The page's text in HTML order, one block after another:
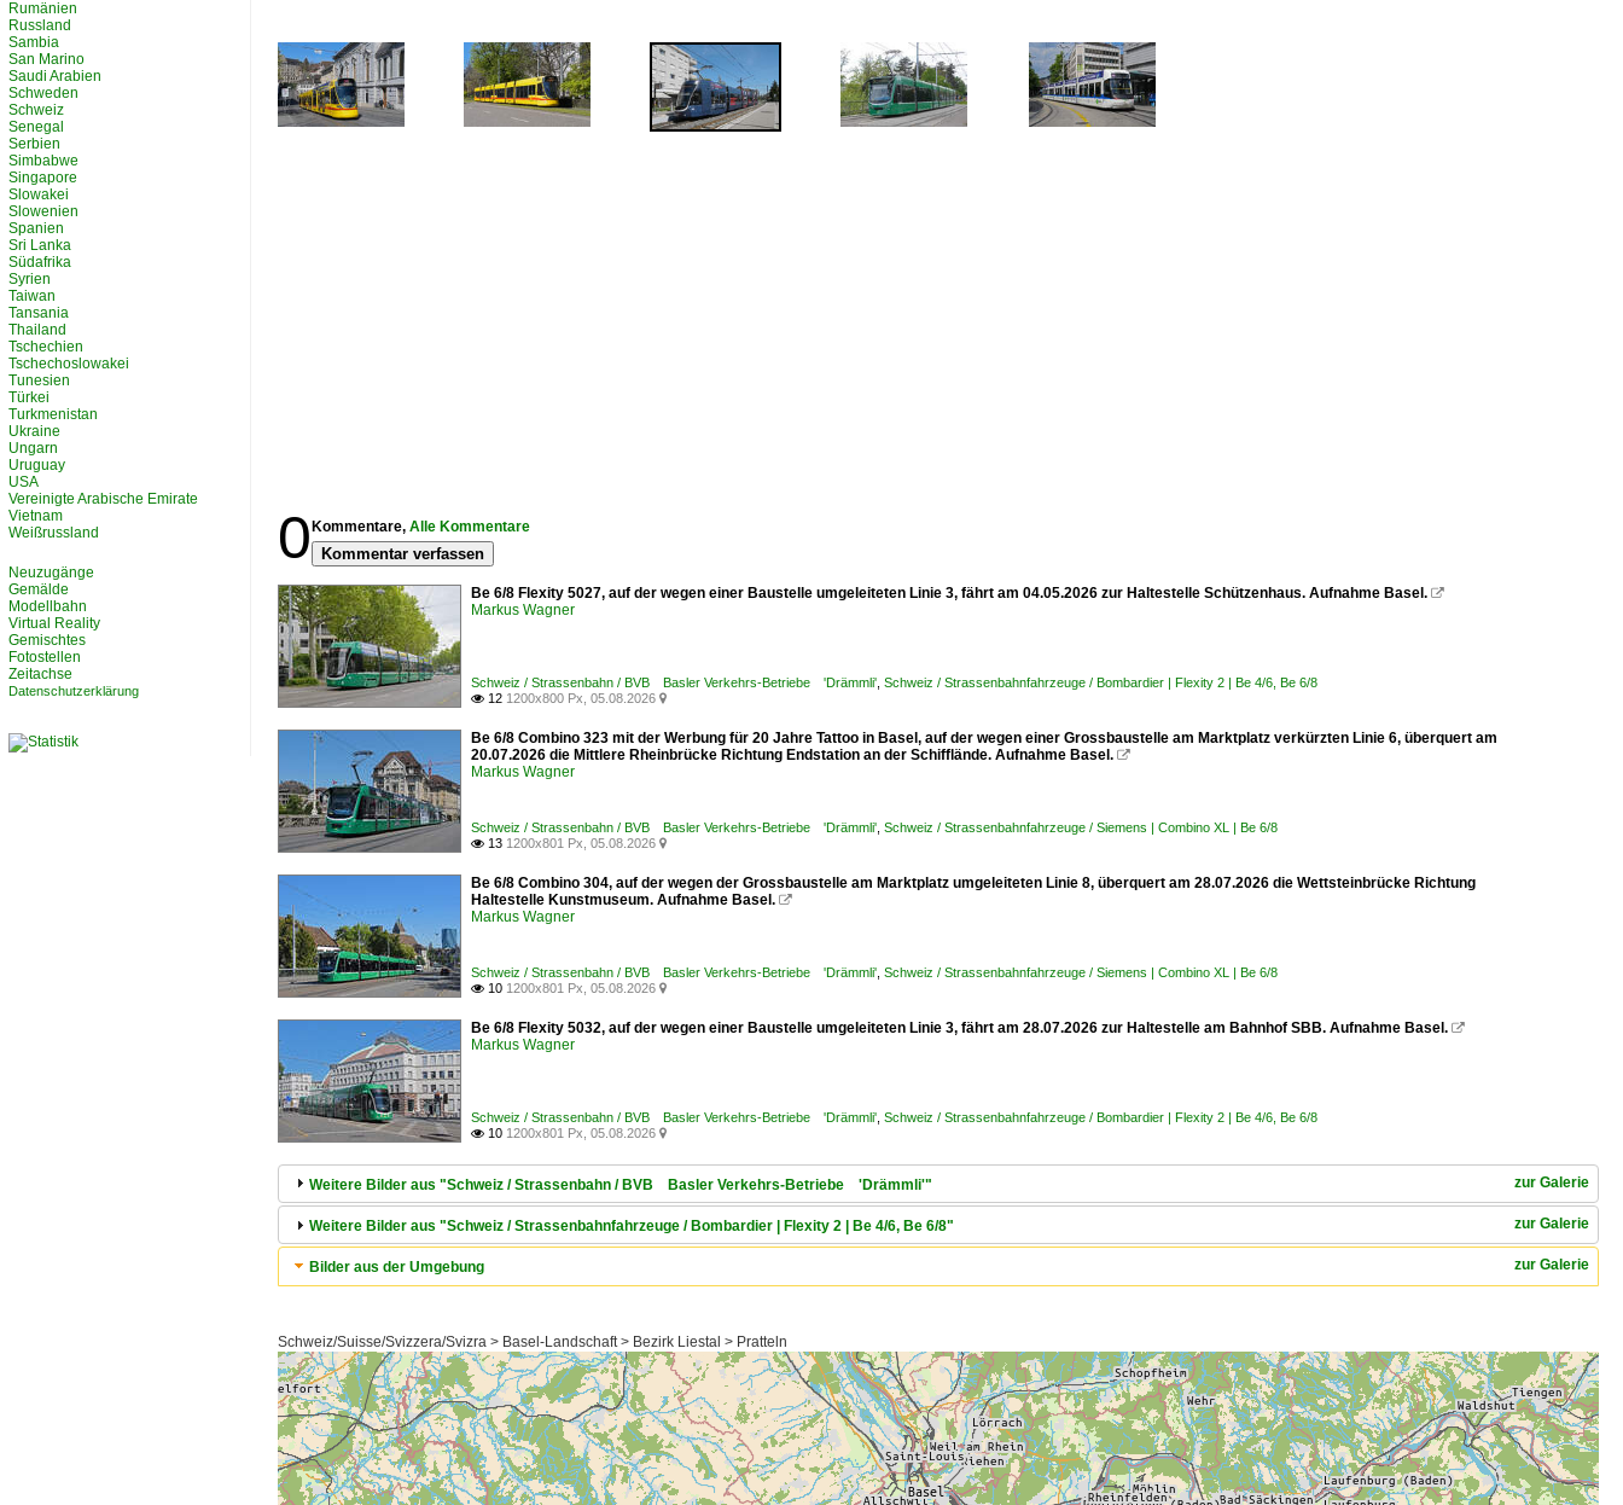
0 Kommentare, Alle Kommentare
Kommentar verfassen
Be 6/8 Flexity 5027, auf der wegen einer Baustelle umgeleiteten Linie 3, fährt am 04.05.2026 zur Haltestelle Schützenhaus. Aufnahme Basel. 
Markus Wagner
Schweiz / Strassenbahn / BVB Basler Verkehrs-Betriebe 'Drämmli' Schweiz / Strassenbahnfahrzeuge / Bombardier | Flexity 2 | Be 4/6, Be 6/8
 12 1200x800 Px, 05.08.2026 
Be 6/8 Combino 323 mit der Werbung für 20 Jahre Tattoo in Basel, auf der wegen einer Grossbaustelle am Marktplatz verkürzten Linie 6, überquert am
20.07.2026 die Mittlere Rheinbrücke Richtung Endstation an der Schifflände. Aufnahme Basel. 
Markus Wagner
Schweiz / Strassenbahn / BVB Basler Verkehrs-Betriebe 'Drämmli' Schweiz / Strassenbahnfahrzeuge / Siemens | Combino XL | Be 6/8
 13 1200x801 Px, 05.08.2026 
Be 6/8 Combino 304, auf der wegen der Grossbaustelle am Marktplatz umgeleiteten Linie 8, überquert am 28.07.2026 die Wettsteinbrücke Richtung
Haltestelle Kunstmuseum. Aufnahme Basel. 
Markus Wagner
Schweiz / Strassenbahn / BVB Basler Verkehrs-Betriebe 'Drämmli' Schweiz / Strassenbahnfahrzeuge / Siemens | Combino XL | Be 6/8
 10 1200x801 Px, 05.08.2026 
Be 6/8 Flexity 5032, auf der wegen einer Baustelle umgeleiteten Linie 3, fährt am 28.07.2026 zur Haltestelle am Bahnhof SBB. Aufnahme Basel. 
Markus Wagner
Schweiz / Strassenbahn / BVB Basler Verkehrs-Betriebe 'Drämmli' Schweiz / Strassenbahnfahrzeuge / Bombardier | Flexity 2 | Be 4/6, Be 6/8
 10 1200x801 Px, 05.08.2026 
zur Galerie
Weitere Bilder aus "Schweiz / Strassenbahn / BVB Basler Verkehrs-Betriebe 'Drämmli'"
zur Galerie
Weitere Bilder aus "Schweiz / Strassenbahnfahrzeuge / Bombardier | Flexity 2 | Be 4/6, Be 6/8"
zur Galerie
Bilder aus der Umgebung
Schweiz/Suisse/Svizzera/Svizra > Basel-Landschaft > Bezirk Liestal > Pratteln
Rumänien
Russland
Sambia
San Marino
Saudi Arabien
Schweden
Schweiz
Senegal
Serbien
Simbabwe
Singapore
Slowakei
Slowenien
Spanien
Sri Lanka
Südafrika
Syrien
Taiwan
Tansania
Thailand
Tschechien
Tschechoslowakei
Tunesien
Türkei
Turkmenistan
Ukraine
Ungarn
Uruguay
USA
Vereinigte Arabische Emirate
Vietnam
Weißrussland
Neuzugänge
Gemälde
Modellbahn
Virtual Reality
Gemischtes
Fotostellen
Zeitachse
Datenschutzerklärung